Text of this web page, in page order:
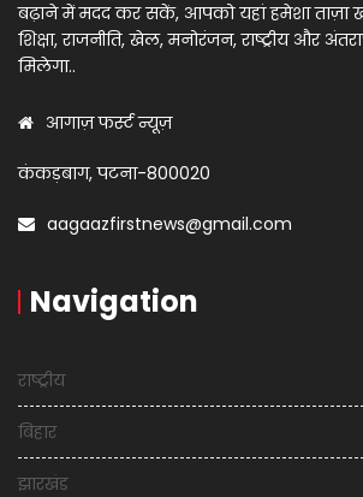
बढ़ाने में मदद कर सकें, आपको यहां हमेशा ताज़ा
शिक्षा, राजनीति, खेल, मनोरंजन, राष्ट्रीय और
मिलेगा..
आगाज़ फर्स्ट न्यूज़
कंकड़बाग, पटना-800020
aagaazfirstnews@gmail.com
Navigation
राष्ट्रीय
बिहार
झारखंड